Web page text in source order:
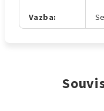
Vazba: